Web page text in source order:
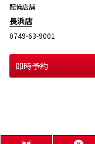
配備店舗
長浜店
0749-63-9001
即時予約